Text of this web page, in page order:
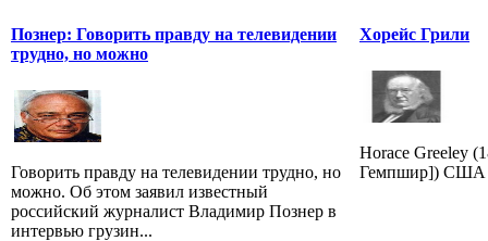
Познер: Говорить правду на телевидении
трудно, но можно
Говорить правду на телевидении трудно, но
можно. Об этом заявил известный
российский журналист Владимир Познер в
интервью грузин...
Хорейс Грили
Horace Greeley
Гемпшир]) США